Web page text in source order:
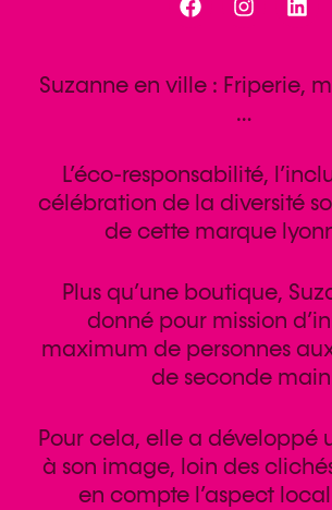
Suzanne en ville : Friperie,
…
L’éco-responsabilité,
célébration de la diversité
de cette marque
Plus qu’une boutique,
donné pour mission
maximum de personnes
de seconde
Pour cela, elle a développé
à son image, loin des
en compte l’aspect